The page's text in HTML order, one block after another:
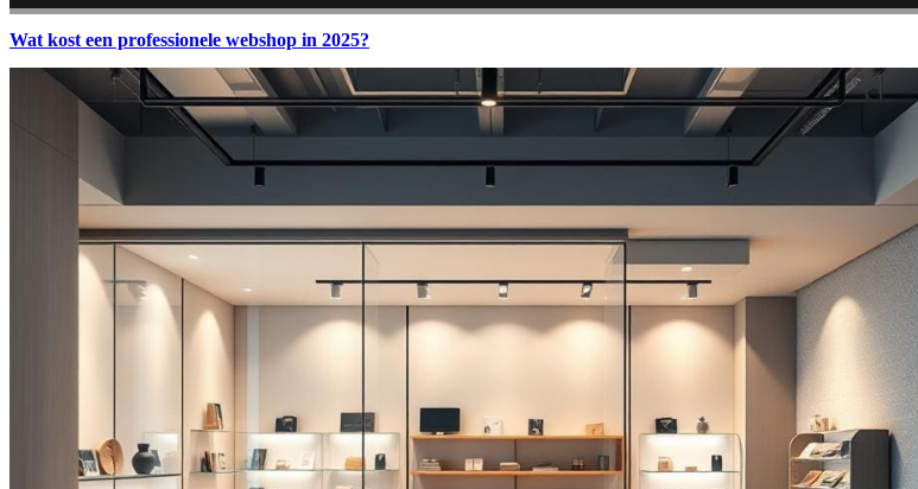
Wat kost een professionele webshop in 2025?